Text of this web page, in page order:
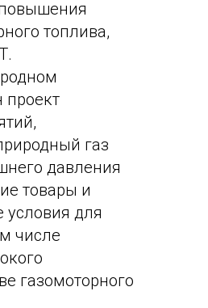
топлива,
проект
газ
давления
товары и
условия для
числе
газомоторного